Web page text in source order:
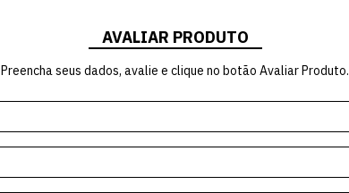
AVALIAR PRODUTO
Preencha seus dados, avalie e clique no botão Avaliar Produto.